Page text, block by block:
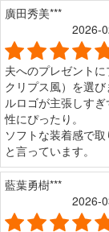
廣田秀美***
2026-
夫へのプレゼント
クリプス風）を選
ルロゴが主張しす
性にぴったり。
ソフトな装着感で
と言っています。
藍葉勇樹***
2026-